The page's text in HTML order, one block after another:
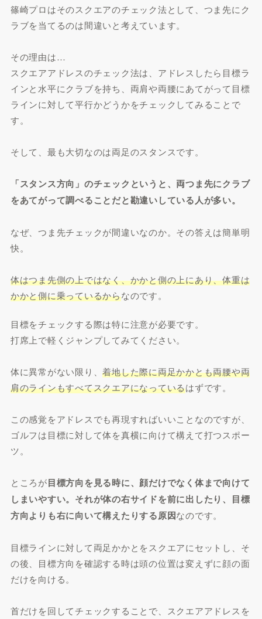
篠崎プロはそのスクエアのチェック法として、つま先にク
ラブを当てるのは間違いと考えています。
その理由は…
スクエアアドレスのチェック法は、アドレスしたら目標ラ
インと水平にクラブを持ち、両肩や両腰にあてがって目標
ラインに対して平行かどうかをチェックしてみることで
す。
そして、最も大切なのは両足のスタンスです。
「スタンス方向」のチェックというと、両つま先にクラブ
をあてがって調べることだと勘違いしている人が多い。
なぜ、つま先チェックが間違いなのか。その答えは簡単明
快。
体はつま先側の上ではなく、かかと側の上にあり、体重は
かかと側に乗っているからなのです。
目標をチェックする際は特に注意が必要です。
打席上で軽くジャンプしてみてください。
体に異常がない限り、着地した際に両足かかとも両腰や両
肩のラインもすべてスクエアになっているはずです。
この感覚をアドレスでも再現すればいいことなのですが、
ゴルフは目標に対して体を真横に向けて構えて打つスポー
ツ。
ところが目標方向を見る時に、顔だけでなく体まで向けて
しまいやすい。それが体の右サイドを前に出したり、目標
方向よりも右に向いて構えたりする原因なのです。
目標ラインに対して両足かかとをスクエアにセットし、そ
の後、目標方向を確認する時は頭の位置は変えずに顔の面
だけを向ける。
首だけを回してチェックすることで、スクエアアドレスを